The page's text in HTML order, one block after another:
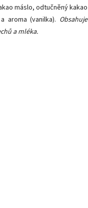
máslo, odtučněný kakao
aroma (vanilka). Obsahuje
a mléka.